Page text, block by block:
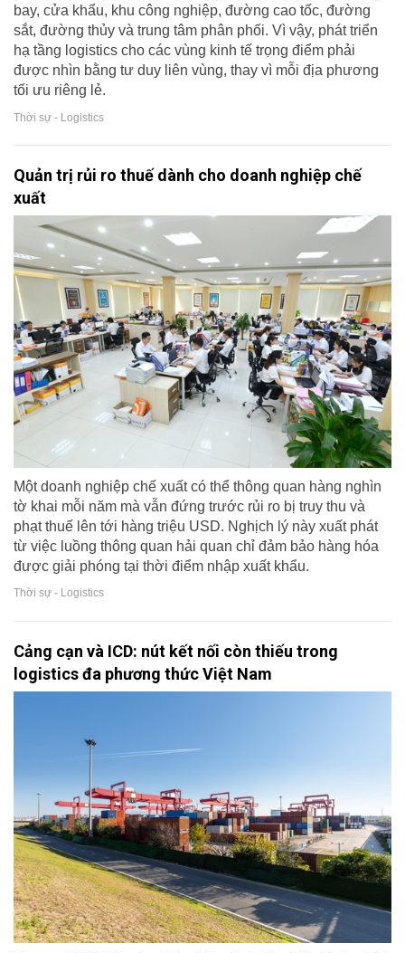
bay, cửa khẩu, khu công nghiệp, đường cao tốc, đường
sắt, đường thủy và trung tâm phân phối. Vì vậy, phát triển
hạ tầng logistics cho các vùng kinh tế trọng điểm phải
được nhìn bằng tư duy liên vùng, thay vì mỗi địa phương
tối ưu riêng lẻ.
Thời sự - Logistics
Quản trị rủi ro thuế dành cho doanh nghiệp chế
xuất
Một doanh nghiệp chế xuất có thể thông quan hàng nghìn
tờ khai mỗi năm mà vẫn đứng trước rủi ro bị truy thu và
phạt thuế lên tới hàng triệu USD. Nghịch lý này xuất phát
từ việc luồng thông quan hải quan chỉ đảm bảo hàng hóa
được giải phóng tại thời điểm nhập xuất khẩu.
Thời sự - Logistics
Cảng cạn và ICD: nút kết nối còn thiếu trong
logistics đa phương thức Việt Nam